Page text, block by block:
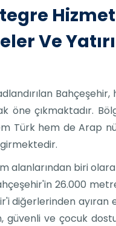
Ve
çıkmaktadır.
hem de Arap
alanlarından biri
26.000
diğerlerinden ayıran
güvenli ve çocuk